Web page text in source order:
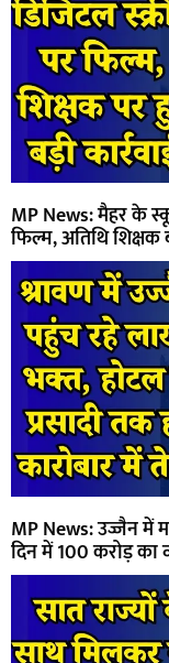
MP News: मैहर के
फिल्म, अतिथि शिक्षक
MP News: उज्जैन में
दिन में 100 करोड़ का